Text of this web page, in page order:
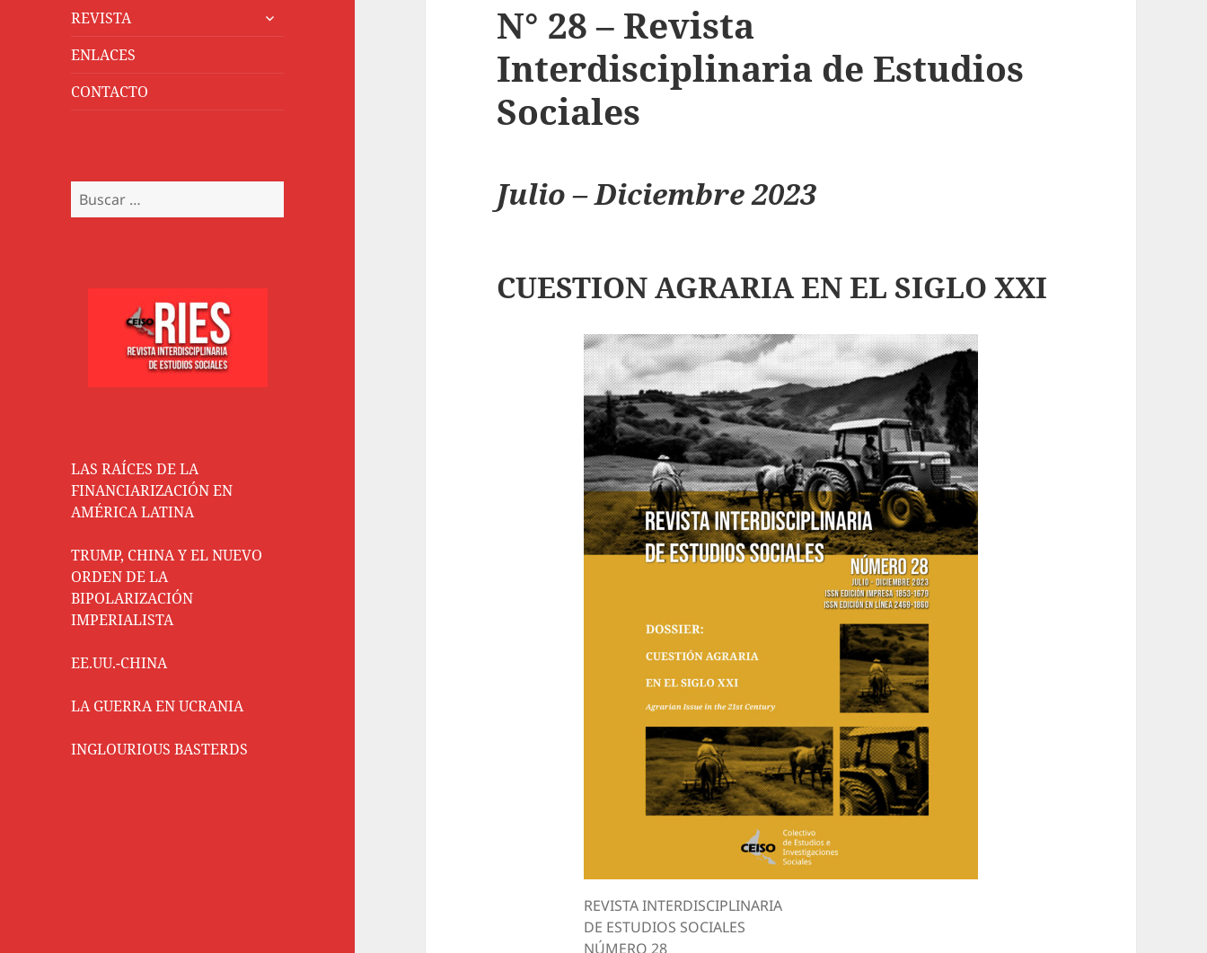
REVISTA
expande
ENLACES
CONTACTO
Buscar:
LAS RAÍCES DE LA
FINANCIARIZACIÓN EN
AMÉRICA LATINA
TRUMP, CHINA Y EL NUEVO
ORDEN DE LA
BIPOLARIZACIÓN
IMPERIALISTA
EE.UU.-CHINA
LA GUERRA EN UCRANIA
INGLOURIOUS BASTERDS
N° 28 – Revista
Interdisciplinaria de Estudios
Sociales
Julio – Diciembre 2023
CUESTION AGRARIA EN EL SIGLO XXI
REVISTA INTERDISCIPLINARIA
DE ESTUDIOS SOCIALES
NÚMERO 28